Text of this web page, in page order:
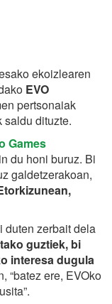
ekoizlearen
EVO
pertsonaiak
saldu dituzte.
Games
du honi buruz. Bi
galdetzerakoan,
duten zerbait dela
guztiek, bi
interesa dugula
“batez ere, EVOko